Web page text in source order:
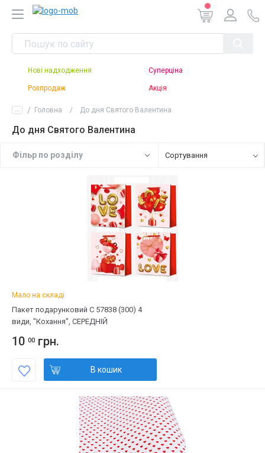
Нові надходження Суперціна
Розпродаж Акція
Головна
... До дня Святого Валентина
До дня Святого Валентина
Фiльр по роздiлу Сортування
Мало на складі
Пакет подарунковий С 57838 (300) 4
види, "Кохання", СЕРЕДНІЙ
10 00 грн.
В кошик